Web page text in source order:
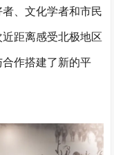
、文化学者和市民
距离感受北极地区
作搭建了新的平